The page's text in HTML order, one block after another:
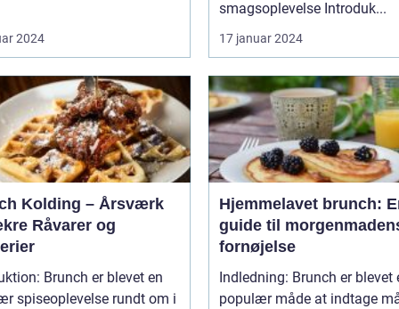
2024
smagsoplevelse Introduk...
17 januar 2024
Kolding – Årsværk
Råvarer og
Brunch er blevet en
spiseoplevelse rundt om i
Hjemmelavet brunch:
guide til
fornøjelse
Indledning: Brunch er blevet
populær måde at indtage